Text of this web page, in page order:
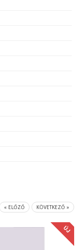
« ELŐZŐ KÖVETKEZŐ »
ÚJ